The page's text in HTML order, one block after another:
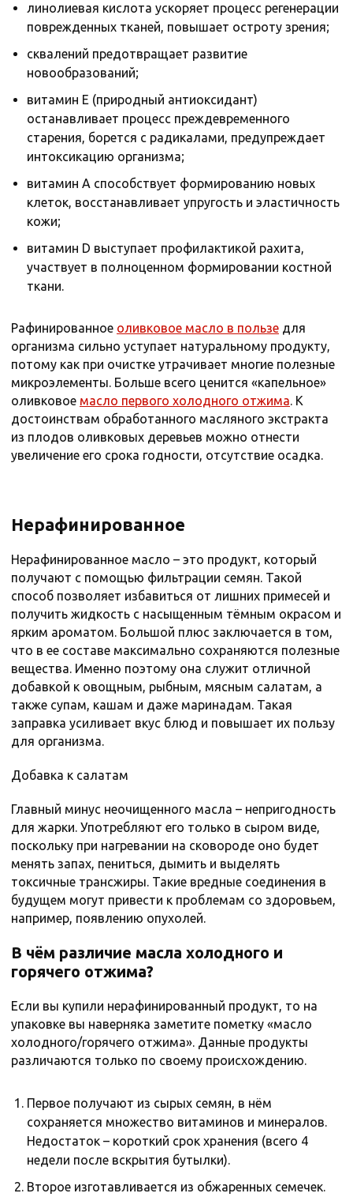
линолиевая кислота ускоряет процесс регенерации
поврежденных тканей, повышает остроту зрения;
сквалений предотвращает развитие
новообразований;
витамин Е (природный антиоксидант)
останавливает процесс преждевременного
старения, борется с радикалами, предупреждает
интоксикацию организма;
витамин А способствует формированию новых
клеток, восстанавливает упругость и эластичность
кожи;
витамин D выступает профилактикой рахита,
участвует в полноценном формировании костной
ткани.
Рафинированное оливковое масло в пользе для
организма сильно уступает натуральному продукту,
потому как при очистке утрачивает многие полезные
микроэлементы. Больше всего ценится «капельное»
оливковое масло первого холодного отжима. К
достоинствам обработанного масляного экстракта
из плодов оливковых деревьев можно отнести
увеличение его срока годности, отсутствие осадка.
Нерафинированное
Нерафинированное масло – это продукт, который
получают с помощью фильтрации семян. Такой
способ позволяет избавиться от лишних примесей и
получить жидкость с насыщенным тёмным окрасом и
ярким ароматом. Большой плюс заключается в том,
что в ее составе максимально сохраняются полезные
вещества. Именно поэтому она служит отличной
добавкой к овощным, рыбным, мясным салатам, а
также супам, кашам и даже маринадам. Такая
заправка усиливает вкус блюд и повышает их пользу
для организма.
Добавка к салатам
Главный минус неочищенного масла – непригодность
для жарки. Употребляют его только в сыром виде,
поскольку при нагревании на сковороде оно будет
менять запах, пениться, дымить и выделять
токсичные трансжиры. Такие вредные соединения в
будущем могут привести к проблемам со здоровьем,
например, появлению опухолей.
В чём различие масла холодного и
горячего отжима?
Если вы купили нерафинированный продукт, то на
упаковке вы наверняка заметите пометку «масло
холодного/горячего отжима». Данные продукты
различаются только по своему происхождению.
Первое получают из сырых семян, в нём
сохраняется множество витаминов и минералов.
Недостаток – короткий срок хранения (всего 4
недели после вскрытия бутылки).
Второе изготавливается из обжаренных семечек.